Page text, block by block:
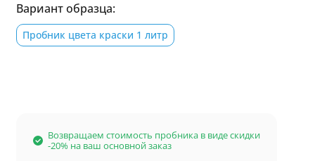
Вариант образца:
Пробник цвета краски 1 литр
Возвращаем стоимость пробника в виде скидки
-20% на ваш основной заказ